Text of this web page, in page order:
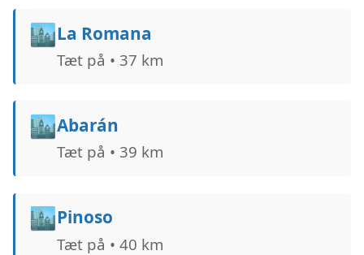
🏙️La Romana
Tæt på • 37 km
🏙️Abarán
Tæt på • 39 km
🏙️Pinoso
Tæt på • 40 km